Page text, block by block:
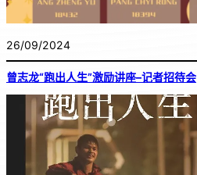
26/09/2024
曾志龙“跑出人生”激励讲座–记者招待会